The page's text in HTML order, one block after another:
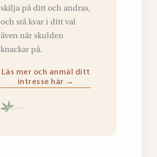
skilja på ditt och andras,
och stå kvar i ditt val
även när skulden
knackar på.
Läs mer och anmäl ditt
intresse här →